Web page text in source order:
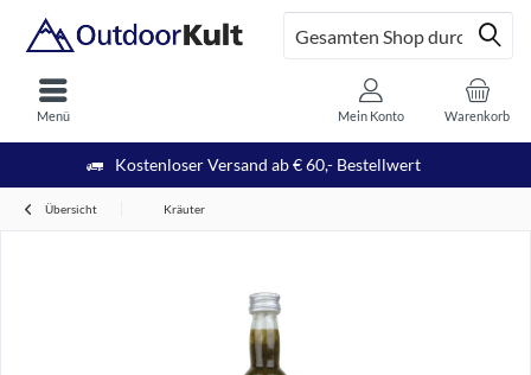
Kostenloser Versand ab € 60,- Bestellwert
Menü Warenkorb
Mein Konto
Übersicht Kräuter